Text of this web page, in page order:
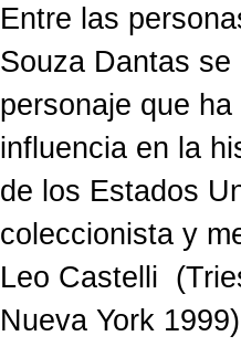
Entre las
Souza Dantas
personaje que
influencia en la
de los Estados
coleccionista y
Leo Castelli
Nueva York